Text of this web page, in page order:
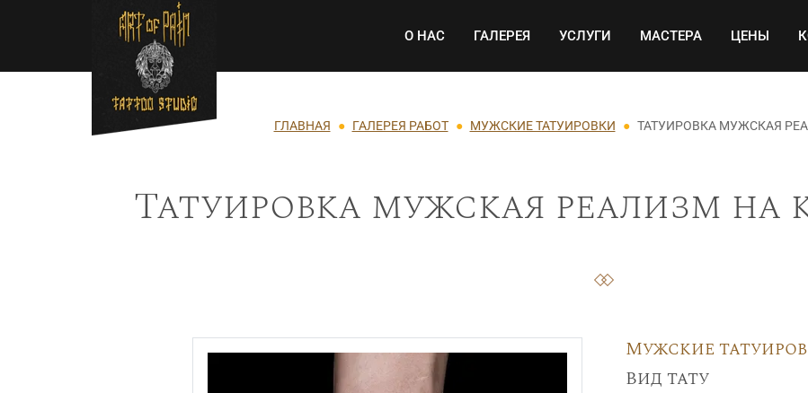
Перейти к основному содержанию Основная навигация
О НАС ГАЛЕРЕЯ УСЛУГИ МАСТЕРА ЦЕНЫ
Строка навигации
ГЛАВНАЯ ГАЛЕРЕЯ РАБОТ МУЖСКИЕ ТАТУИРОВКИ ТАТУИРОВКА МУЖСКАЯ
Татуировка мужская реализм на
Мужские
Вид тату